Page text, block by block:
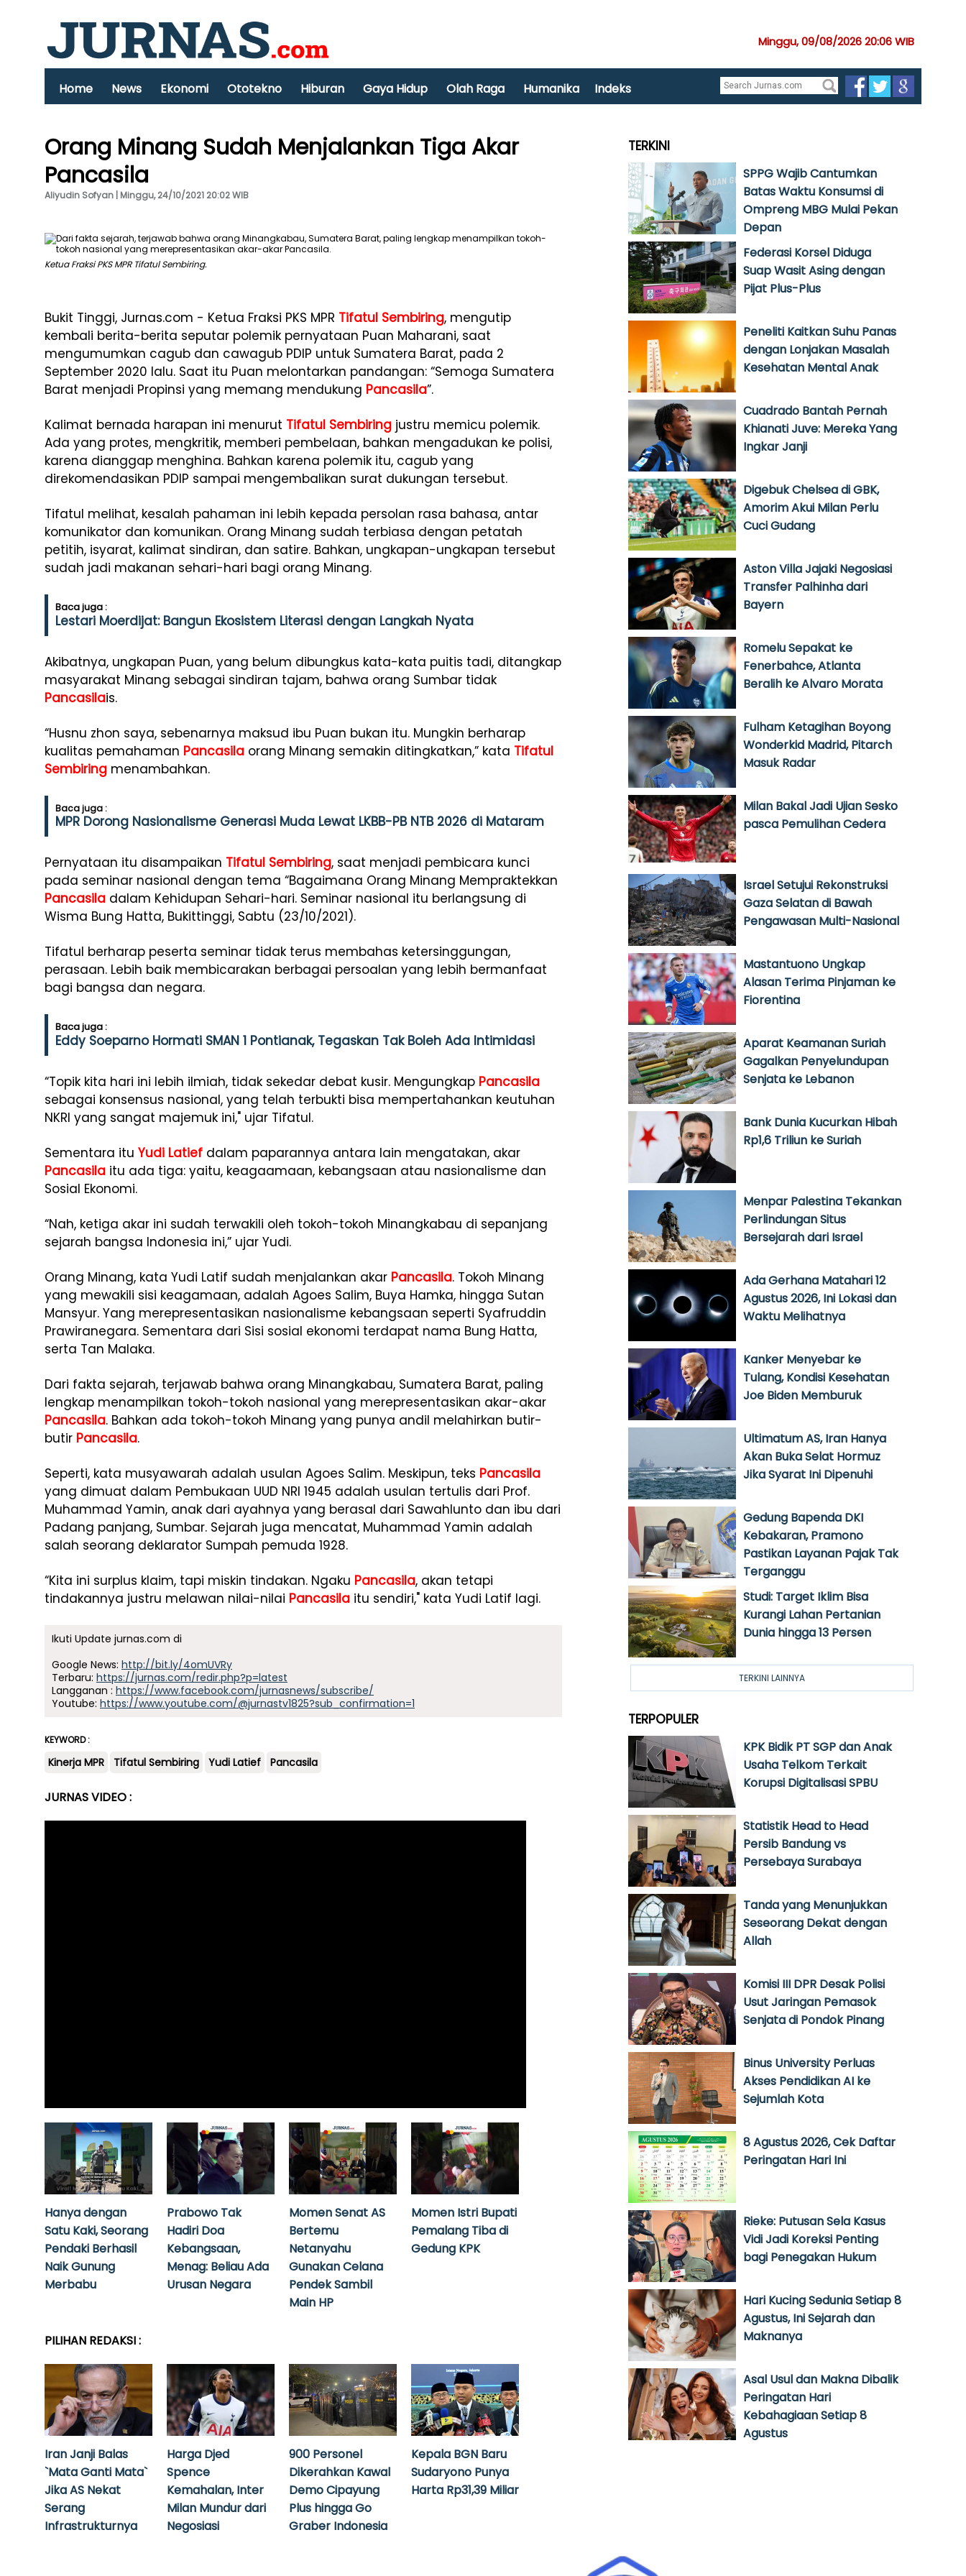
Minggu, 09/08/2026 20:06 WIB
Home News Ekonomi Ototekno Hiburan Gaya Hidup Olah Raga Humanika Indeks
Orang Minang Sudah Menjalankan Tiga Akar
Pancasila
Aliyudin Sofyan | Minggu, 24/10/2021 20:02 WIB
Ketua Fraksi PKS MPR Tifatul Sembiring.
Bukit Tinggi, Jurnas.com - Ketua Fraksi PKS MPR Tifatul Sembiring, mengutip
kembali berita-berita seputar polemik pernyataan Puan Maharani, saat
mengumumkan cagub dan cawagub PDIP untuk Sumatera Barat, pada 2
September 2020 lalu. Saat itu Puan melontarkan pandangan: “Semoga Sumatera
Barat menjadi Propinsi yang memang mendukung Pancasila”.
Kalimat bernada harapan ini menurut Tifatul Sembiring justru memicu polemik.
Ada yang protes, mengkritik, memberi pembelaan, bahkan mengadukan ke polisi,
karena dianggap menghina. Bahkan karena polemik itu, cagub yang
direkomendasikan PDIP sampai mengembalikan surat dukungan tersebut.
Tifatul melihat, kesalah pahaman ini lebih kepada persolan rasa bahasa, antar
komunikator dan komunikan. Orang Minang sudah terbiasa dengan petatah
petitih, isyarat, kalimat sindiran, dan satire. Bahkan, ungkapan-ungkapan tersebut
sudah jadi makanan sehari-hari bagi orang Minang.
Baca juga :
Lestari Moerdijat: Bangun Ekosistem Literasi dengan Langkah Nyata
Akibatnya, ungkapan Puan, yang belum dibungkus kata-kata puitis tadi, ditangkap
masyarakat Minang sebagai sindiran tajam, bahwa orang Sumbar tidak
Pancasilais.
“Husnu zhon saya, sebenarnya maksud ibu Puan bukan itu. Mungkin berharap
kualitas pemahaman Pancasila orang Minang semakin ditingkatkan,” kata Tifatul
Sembiring menambahkan.
Baca juga :
MPR Dorong Nasionalisme Generasi Muda Lewat LKBB-PB NTB 2026 di Mataram
Pernyataan itu disampaikan Tifatul Sembiring, saat menjadi pembicara kunci
pada seminar nasional dengan tema “Bagaimana Orang Minang Mempraktekkan
Pancasila dalam Kehidupan Sehari-hari. Seminar nasional itu berlangsung di
Wisma Bung Hatta, Bukittinggi, Sabtu (23/10/2021).
Tifatul berharap peserta seminar tidak terus membahas ketersinggungan,
perasaan. Lebih baik membicarakan berbagai persoalan yang lebih bermanfaat
bagi bangsa dan negara.
Baca juga :
Eddy Soeparno Hormati SMAN 1 Pontianak, Tegaskan Tak Boleh Ada Intimidasi
“Topik kita hari ini lebih ilmiah, tidak sekedar debat kusir. Mengungkap Pancasila
sebagai konsensus nasional, yang telah terbukti bisa mempertahankan keutuhan
NKRI yang sangat majemuk ini," ujar Tifatul.
Sementara itu Yudi Latief dalam paparannya antara lain mengatakan, akar
Pancasila itu ada tiga: yaitu, keagaamaan, kebangsaan atau nasionalisme dan
Sosial Ekonomi.
“Nah, ketiga akar ini sudah terwakili oleh tokoh-tokoh Minangkabau di sepanjang
sejarah bangsa Indonesia ini,” ujar Yudi.
Orang Minang, kata Yudi Latif sudah menjalankan akar Pancasila. Tokoh Minang
yang mewakili sisi keagamaan, adalah Agoes Salim, Buya Hamka, hingga Sutan
Mansyur. Yang merepresentasikan nasionalisme kebangsaan seperti Syafruddin
Prawiranegara. Sementara dari Sisi sosial ekonomi terdapat nama Bung Hatta,
serta Tan Malaka.
Dari fakta sejarah, terjawab bahwa orang Minangkabau, Sumatera Barat, paling
lengkap menampilkan tokoh-tokoh nasional yang merepresentasikan akar-akar
Pancasila. Bahkan ada tokoh-tokoh Minang yang punya andil melahirkan butir-
butir Pancasila.
Seperti, kata musyawarah adalah usulan Agoes Salim. Meskipun, teks Pancasila
yang dimuat dalam Pembukaan UUD NRI 1945 adalah usulan tertulis dari Prof.
Muhammad Yamin, anak dari ayahnya yang berasal dari Sawahlunto dan ibu dari
Padang panjang, Sumbar. Sejarah juga mencatat, Muhammad Yamin adalah
salah seorang deklarator Sumpah pemuda 1928.
“Kita ini surplus klaim, tapi miskin tindakan. Ngaku Pancasila, akan tetapi
tindakannya justru melawan nilai-nilai Pancasila itu sendiri," kata Yudi Latif lagi.
Ikuti Update jurnas.com di
Google News: http://bit.ly/4omUVRy
Terbaru: https://jurnas.com/redir.php?p=latest
Langganan : https://www.facebook.com/jurnasnews/subscribe/
Youtube: https://www.youtube.com/@jurnastv1825?sub_confirmation=1
KEYWORD :
Kinerja MPR Tifatul Sembiring Yudi Latief Pancasila
JURNAS VIDEO :
Hanya dengan
Satu Kaki, Seorang
Pendaki Berhasil
Naik Gunung
Merbabu
Prabowo Tak
Hadiri Doa
Kebangsaan,
Menag: Beliau Ada
Urusan Negara
Momen Senat AS
Bertemu
Netanyahu
Gunakan Celana
Pendek Sambil
Main HP
Momen Istri Bupati
Pemalang Tiba di
Gedung KPK
PILIHAN REDAKSI :
Iran Janji Balas
`Mata Ganti Mata`
Jika AS Nekat
Serang
Infrastrukturnya
Harga Djed
Spence
Kemahalan, Inter
Milan Mundur dari
Negosiasi
900 Personel
Dikerahkan Kawal
Demo Cipayung
Plus hingga Go
Graber Indonesia
Kepala BGN Baru
Sudaryono Punya
Harta Rp31,39 Miliar
TERKINI
SPPG Wajib Cantumkan
Batas Waktu Konsumsi di
Ompreng MBG Mulai Pekan
Depan
Federasi Korsel Diduga
Suap Wasit Asing dengan
Pijat Plus-Plus
Peneliti Kaitkan Suhu Panas
dengan Lonjakan Masalah
Kesehatan Mental Anak
Cuadrado Bantah Pernah
Khianati Juve: Mereka Yang
Ingkar Janji
Digebuk Chelsea di GBK,
Amorim Akui Milan Perlu
Cuci Gudang
Aston Villa Jajaki Negosiasi
Transfer Palhinha dari
Bayern
Romelu Sepakat ke
Fenerbahce, Atlanta
Beralih ke Alvaro Morata
Fulham Ketagihan Boyong
Wonderkid Madrid, Pitarch
Masuk Radar
Milan Bakal Jadi Ujian Sesko
pasca Pemulihan Cedera
Israel Setujui Rekonstruksi
Gaza Selatan di Bawah
Pengawasan Multi-Nasional
Mastantuono Ungkap
Alasan Terima Pinjaman ke
Fiorentina
Aparat Keamanan Suriah
Gagalkan Penyelundupan
Senjata ke Lebanon
Bank Dunia Kucurkan Hibah
Rp1,6 Triliun ke Suriah
Menpar Palestina Tekankan
Perlindungan Situs
Bersejarah dari Israel
Ada Gerhana Matahari 12
Agustus 2026, Ini Lokasi dan
Waktu Melihatnya
Kanker Menyebar ke
Tulang, Kondisi Kesehatan
Joe Biden Memburuk
Ultimatum AS, Iran Hanya
Akan Buka Selat Hormuz
Jika Syarat Ini Dipenuhi
Gedung Bapenda DKI
Kebakaran, Pramono
Pastikan Layanan Pajak Tak
Terganggu
Studi: Target Iklim Bisa
Kurangi Lahan Pertanian
Dunia hingga 13 Persen
TERKINI LAINNYA
TERPOPULER
KPK Bidik PT SGP dan Anak
Usaha Telkom Terkait
Korupsi Digitalisasi SPBU
Statistik Head to Head
Persib Bandung vs
Persebaya Surabaya
Tanda yang Menunjukkan
Seseorang Dekat dengan
Allah
Komisi III DPR Desak Polisi
Usut Jaringan Pemasok
Senjata di Pondok Pinang
Binus University Perluas
Akses Pendidikan AI ke
Sejumlah Kota
8 Agustus 2026, Cek Daftar
Peringatan Hari Ini
Rieke: Putusan Sela Kasus
Vidi Jadi Koreksi Penting
bagi Penegakan Hukum
Hari Kucing Sedunia Setiap 8
Agustus, Ini Sejarah dan
Maknanya
Asal Usul dan Makna Dibalik
Peringatan Hari
Kebahagiaan Setiap 8
Agustus